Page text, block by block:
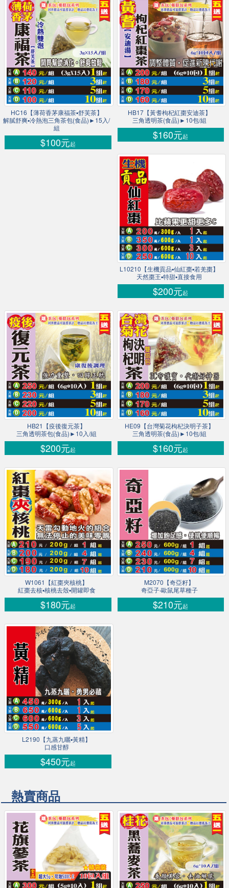
HC16【薄荷香茅康福茶▪舒芙茶】
解膩舒爽▪冷熱泡三角茶包(食品)►15入/
組
$100元起
HB17【黃耆枸杞紅棗安迪茶】
三角透明茶(食品)►10包/組
$160元起
L10210【生機貢品▪仙紅棗▪若羌棗】
天然棗王▪特甜▪直接食用
$200元起
HB21【疫後復元茶】
三角透明茶包(食品)►10入/組
$200元起
HE09【台灣菊花枸杞決明子茶】
三角透明茶(食品)►10包/組
$160元起
W1061【紅棗夾核桃】
紅棗去核▪核桃去殼▪開罐即食
$180元起
M2070【奇亞籽】
奇亞子‧歐鼠尾草種子
$210元起
L2190【九蒸九曬▪黃精】
口感甘醇
$450元起
熱賣商品